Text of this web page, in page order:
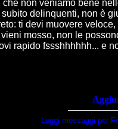
non veniamo bene
delinquenti, non è
ti devi muovere
mosso, non le
rapido fssshhhhhh... e
Leggi messaggi per